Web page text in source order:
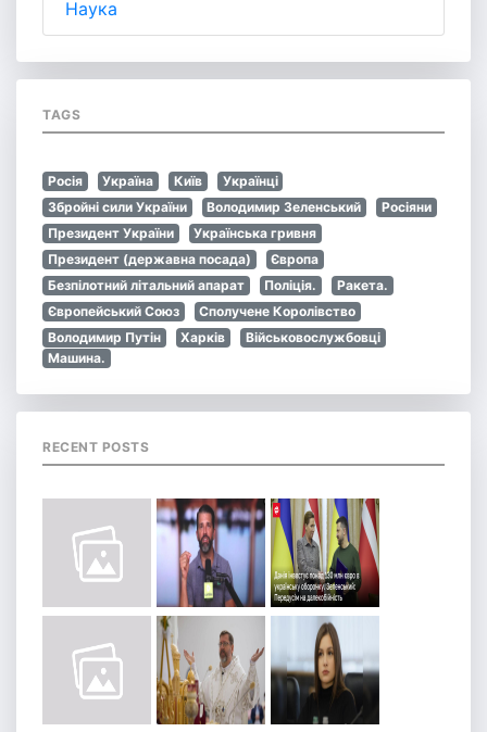
Наука
TAGS
Росія Україна Київ
Українці
Збройні сили України
Володимир Зеленський
Росіяни
Президент України
Українська гривня
Президент (державна посада)
Європа
Безпілотний літальний апарат
Поліція.
Ракета.
Європейський Союз
Сполучене Королівство
Володимир Путін
Харків
Військовослужбовці
Машина.
RECENT POSTS